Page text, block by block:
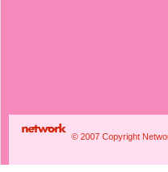
© 2007 Copyright